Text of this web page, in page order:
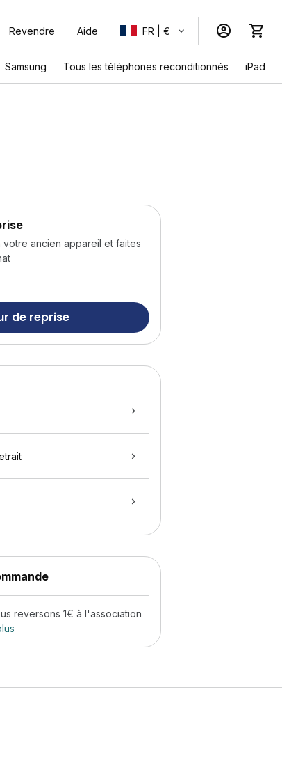
Revendre Aide FR | €
Samsung Tous les téléphones reconditionnés iPad
ancien appareil et faites
de reprise
reversons 1€ à l'association